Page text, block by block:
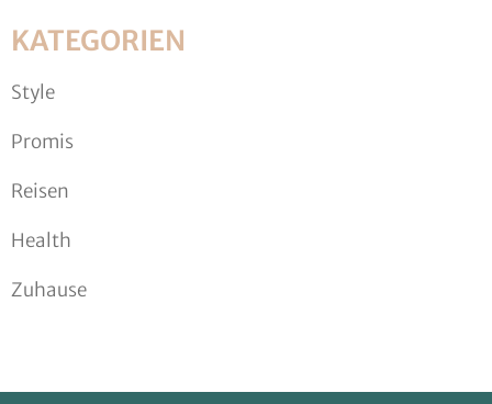
KATEGORIEN
Style
Promis
Reisen
Health
Zuhause